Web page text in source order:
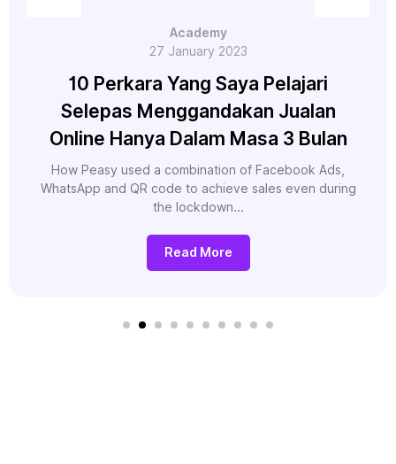
Academy
27 January 2023
10 Perkara Yang Saya Pelajari
Selepas Menggandakan Jualan
Online Hanya Dalam Masa 3 Bulan
How Peasy used a combination of Facebook Ads,
WhatsApp and QR code to achieve sales even during
the lockdown...
Read More